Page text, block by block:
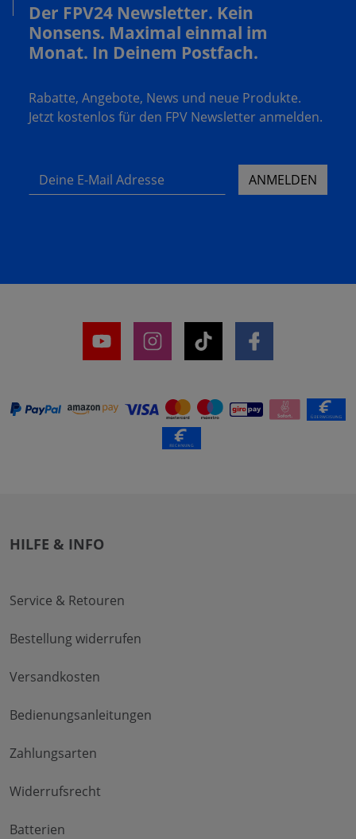
Der FPV24 Newsletter. Kein
Nonsens. Maximal einmal im
Monat. In Deinem Postfach.
Rabatte, Angebote, News und neue Produkte.
Jetzt kostenlos für den FPV Newsletter anmelden.
Deine E-Mail Adresse ANMELDEN
HILFE & INFO
Service & Retouren
Bestellung widerrufen
Versandkosten
Bedienungsanleitungen
Zahlungsarten
Widerrufsrecht
Batterien